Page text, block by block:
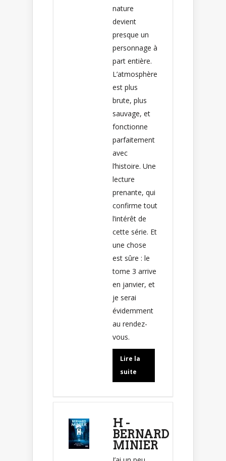
nature
devient
presque un
personnage à
part entière.
L’atmosphère
est plus
brute, plus
sauvage, et
fonctionne
parfaitement
avec
l’histoire. Une
lecture
prenante, qui
confirme tout
l’intérêt de
cette série. Et
une chose
est sûre : le
tome 3 arrive
en janvier, et
je serai
évidemment
au rendez-
vous.
Lire la
suite
H -
BERNARD
MINIER